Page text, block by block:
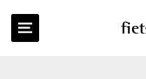
BACK TO OVERVIEW